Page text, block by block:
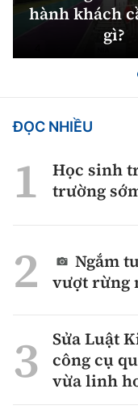
hành khách
gì?
ĐỌC NHIỀU
Học sinh
trường
Ngắm
vượt rừng
Sửa Luật
công cụ
vừa linh